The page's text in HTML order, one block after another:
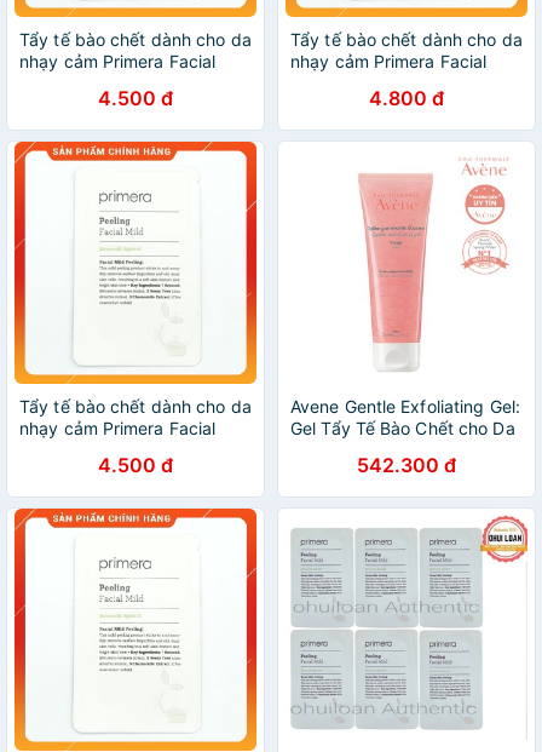
Tẩy tế bào chết dành cho da
nhạy cảm Primera Facial
4.500 đ
Tẩy tế bào chết dành cho da
nhạy cảm Primera Facial
4.800 đ
Tẩy tế bào chết dành cho da
nhạy cảm Primera Facial
4.500 đ
Avene Gentle Exfoliating Gel:
Gel Tẩy Tế Bào Chết cho Da
542.300 đ